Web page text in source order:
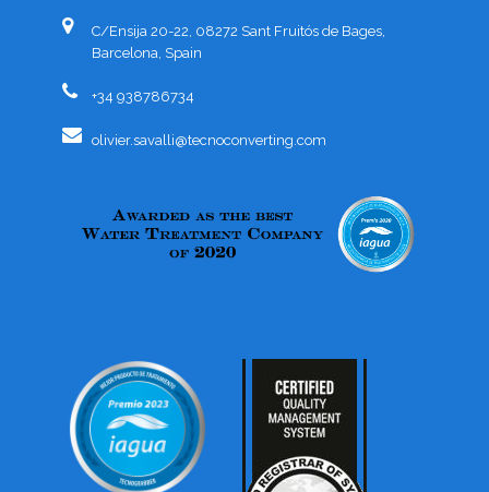
C/Ensija 20-22, 08272 Sant Fruitós de Bages,
Barcelona, Spain
+34 938786734
olivier.savalli@tecnoconverting.com